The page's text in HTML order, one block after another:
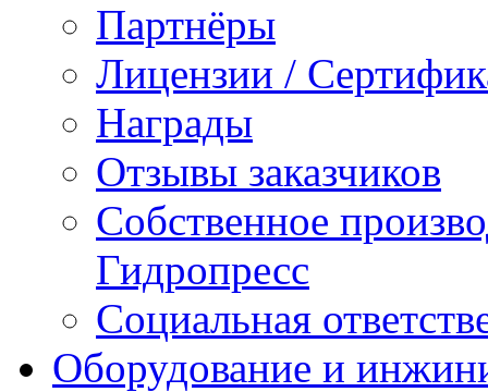
Партнёры
Лицензии /
Награды
Отзывы заказчиков
Собственное
Гидропресс
Социальная
Оборудование и